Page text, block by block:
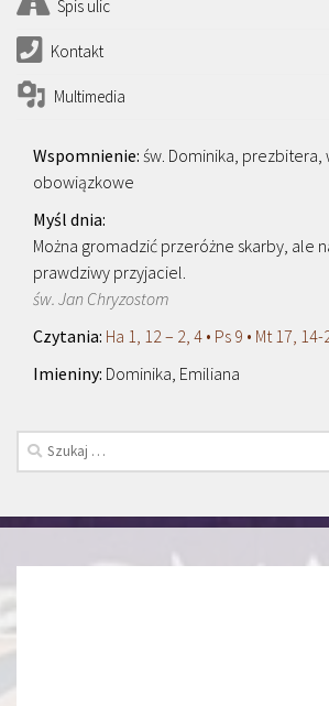
Spis ulic
Kontakt
Multimedia
św. Dominika,
obowiązkowe
Można gromadzić przeróżne skarby, ale
prawdziwy przyjaciel.
św. Jan Chryzostom
Ha 1, 12 – 2, 4 • Ps 9 • Mt 17, 14-
Dominika, Emiliana
Szukaj: